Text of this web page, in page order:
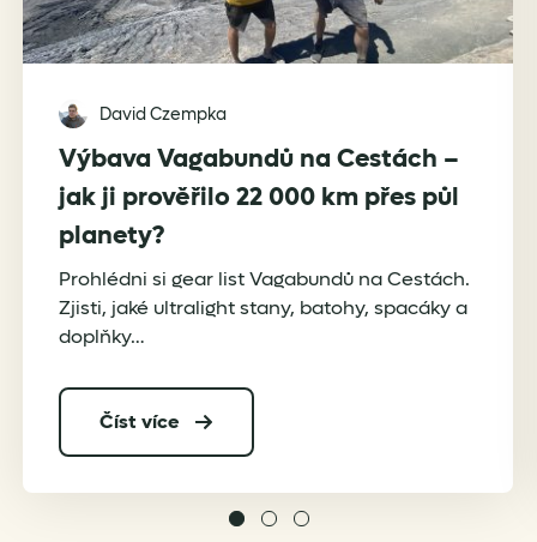
David Czempka
Výbava Vagabundů na Cestách –
jak ji prověřilo 22 000 km přes půl
planety?
Prohlédni si gear list Vagabundů na Cestách.
Zjisti, jaké ultralight stany, batohy, spacáky a
doplňky…
Číst více